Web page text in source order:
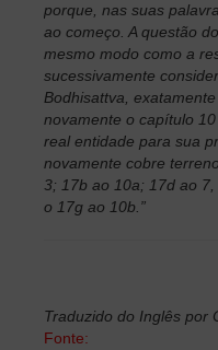
porque, nas suas
ao começo. A questão
mesmo modo como a
sucessivamente
Bodhisattva,
novamente o capítulo
real entidade para sua
novamente cobre
3; 17b ao 10a; 17d ao
o 17g ao 10b.”
Traduzido do Inglês por
Fonte: